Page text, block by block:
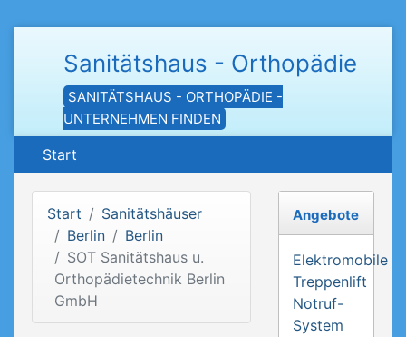
Sanitätshaus - Orthopädie
SANITÄTSHAUS - ORTHOPÄDIE -
UNTERNEHMEN FINDEN
Start
Start
Sanitätshäuser
Berlin
Berlin
SOT Sanitätshaus u.
Orthopädietechnik Berlin
GmbH
Angebote
Elektromobile
Treppenlift
Notruf-
System